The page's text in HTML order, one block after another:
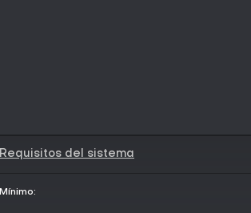
Requisitos del sistema
Mínimo: